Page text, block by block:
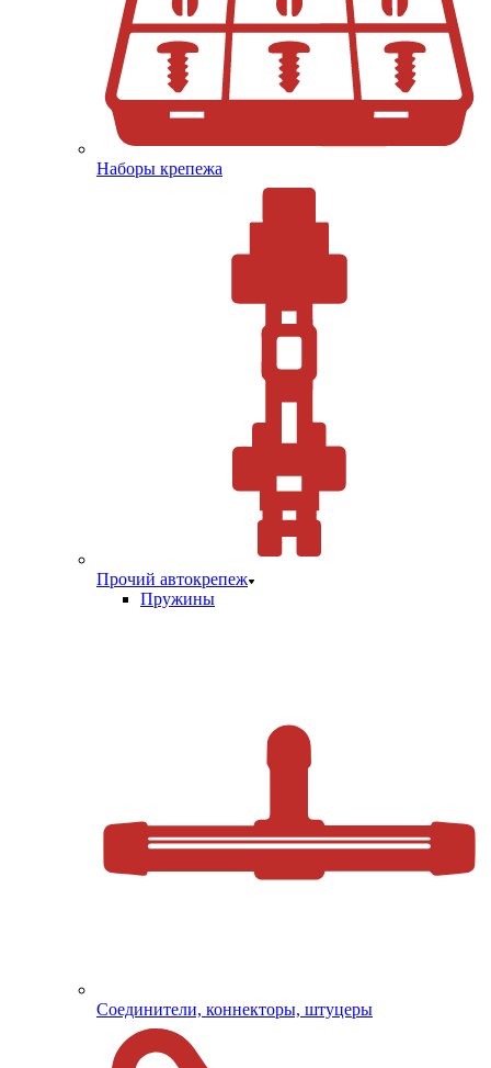
Наборы крепежа
Прочий автокрепеж
Пружины
Соединители, коннекторы, штуцеры